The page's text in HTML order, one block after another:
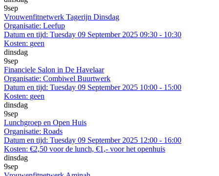
9sep
Vrouwenfitnetwerk Tagerijn Dinsdag
Organisatie: Leefup
Datum en tijd: Tuesday 09 September 2025 09:30 - 10:30
Kosten: geen
dinsdag
9sep
Financiele Salon in De Havelaar
Organisatie: Combiwel Buurtwerk
Datum en tijd: Tuesday 09 September 2025 10:00 - 15:00
Kosten: geen
dinsdag
9sep
Lunchgroep en Open Huis
Organisatie: Roads
Datum en tijd: Tuesday 09 September 2025 12:00 - 16:00
Kosten: €2,50 voor de lunch, €1,- voor het openhuis
dinsdag
9sep